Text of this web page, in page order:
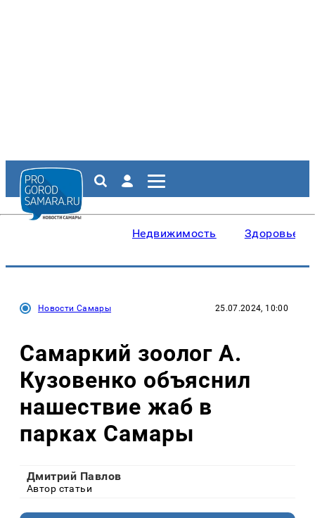
Недвижимость Здоровье
Новости Самары 25.07.2024, 10:00
Самаркий зоолог А.
Кузовенко объяснил
нашествие жаб в
парках Самары
Дмитрий Павлов
Автор статьи